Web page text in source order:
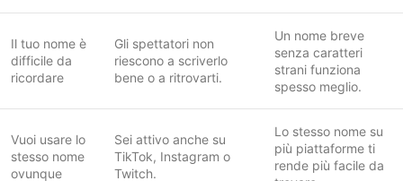
Il tuo nome è
difficile da
ricordare
Gli spettatori non
riescono a scriverlo
bene o a ritrovarti.
Un nome breve
senza caratteri
strani funziona
spesso meglio.
Vuoi usare lo
stesso nome
ovunque
Sei attivo anche su
TikTok, Instagram o
Twitch.
Lo stesso nome su
più piattaforme ti
rende più facile da